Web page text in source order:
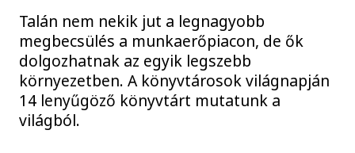
Talán nem nekik jut a legnagyobb
megbecsülés a munkaerőpiacon, de ők
dolgozhatnak az egyik legszebb
környezetben. A könyvtárosok világnapján
14 lenyűgöző könyvtárt mutatunk a
világból.